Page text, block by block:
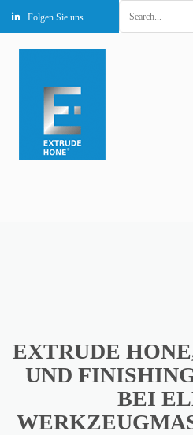
Folgen Sie uns
for:
EXTRUDE
UND
BEI